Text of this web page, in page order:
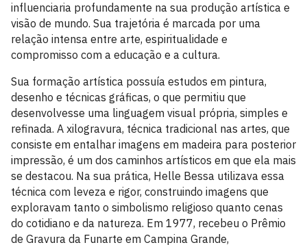
influenciaria profundamente na sua produção artística e
visão de mundo. Sua trajetória é marcada por uma
relação intensa entre arte, espiritualidade e
compromisso com a educação e a cultura.
Sua formação artística possuía estudos em pintura,
desenho e técnicas gráficas, o que permitiu que
desenvolvesse uma linguagem visual própria, simples e
refinada. A xilogravura, técnica tradicional nas artes, que
consiste em entalhar imagens em madeira para posterior
impressão, é um dos caminhos artísticos em que ela mais
se destacou. Na sua prática, Helle Bessa utilizava essa
técnica com leveza e rigor, construindo imagens que
exploravam tanto o simbolismo religioso quanto cenas
do cotidiano e da natureza. Em 1977, recebeu o Prêmio
de Gravura da Funarte em Campina Grande,